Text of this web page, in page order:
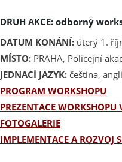
DRUH AKCE: odborný
DATUM KONÁNÍ: úterý 1.
MÍSTO: PRAHA, Policejní
JEDNACÍ JAZYK: čeština,
PROGRAM WORKSHOPU
PREZENTACE WORKSHOPU
FOTOGALERIE
IMPLEMENTACE A ROZVOJ